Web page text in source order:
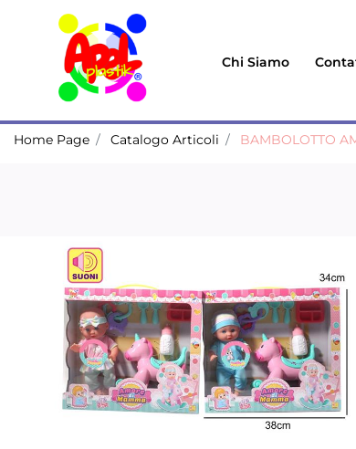
Chi Siamo
Home Page Catalogo Articoli BAMBOLOTTO